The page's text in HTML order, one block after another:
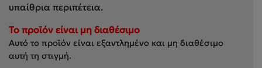
υπαίθρια περιπέτεια.
To προϊόν είναι μη διαθέσιμο
Αυτό το προϊόν είναι εξαντλημένο και μη διαθέσιμο
αυτή τη στιγμή.